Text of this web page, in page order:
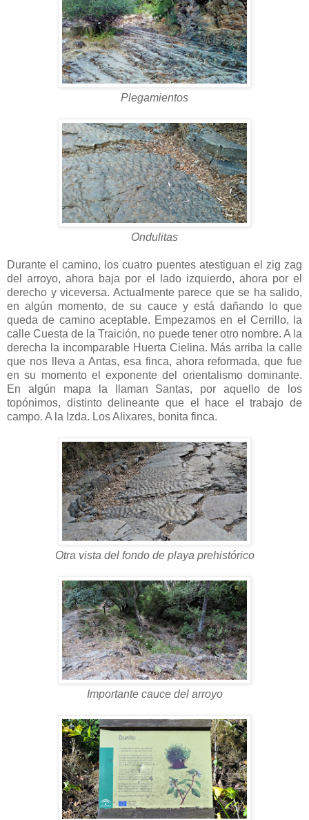
Plegamientos
Ondulitas
Durante el camino, los cuatro puentes atestiguan el zig zag
del arroyo, ahora baja por el lado izquierdo, ahora por el
derecho y viceversa. Actualmente parece que se ha salido,
en algún momento, de su cauce y está dañando lo que
queda de camino aceptable. Empezamos en el Cerrillo, la
calle Cuesta de la Traición, no puede tener otro nombre. A la
derecha la incomparable Huerta Cielina. Más arriba la calle
que nos lleva a Antas, esa finca, ahora reformada, que fue
en su momento el exponente del orientalismo dominante.
En algún mapa la llaman Santas, por aquello de los
topónimos, distinto delineante que el hace el trabajo de
campo. A la Izda. Los Alixares, bonita finca.
Otra vista del fondo de playa prehistórico
Importante cauce del arroyo